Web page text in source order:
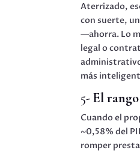
Aterrizado,
con suerte,
—ahorra. Lo
legal o
más
5-El
Cuando el
~0,58% del
romper